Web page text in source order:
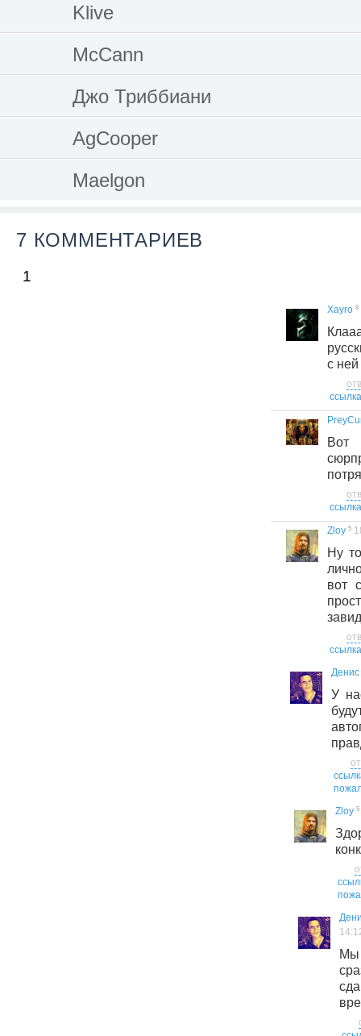
Klive
McCann
Джо Триббиани
AgCooper
Maelgon
7 КОММЕНТАРИЕВ
1
Xayro 8
с
ссылка
Вот
ссылка
Zloy 5
Ну
вот
ссылка
У
Zloy 5
Мы